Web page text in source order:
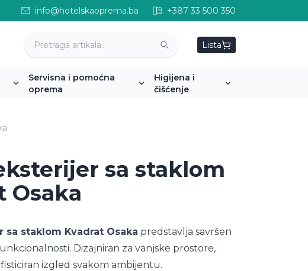
info@hotelskaoprema.ba +387 33 500 350
Lista
Servisna i pomoćna
oprema
Higijena i
čišćenje
sa staklom
Osaka
sa staklom Kvadrat Osaka predstavlja savršen
Dizajniran za vanjske prostore,
izgled svakom ambijentu.